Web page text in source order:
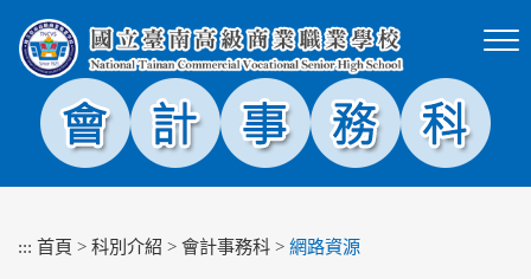
塊
::: 首頁 > 科別介紹 > 會計事務科 > 網路資源